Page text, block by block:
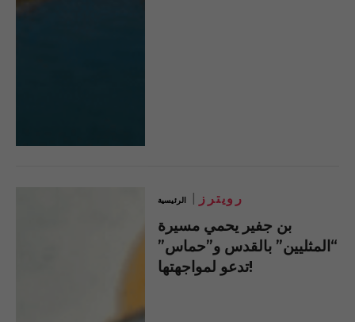
الرئيسية رويترز
بن جفير يحمي مسيرة
“المثليين” بالقدس و”حماس”
تدعو لمواجهتها!